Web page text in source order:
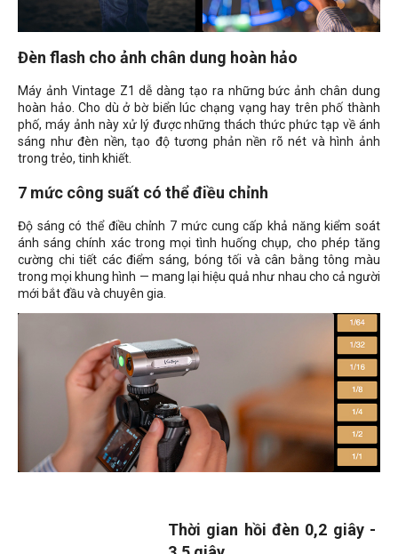
Đèn flash cho ảnh chân dung hoàn hảo
Máy ảnh Vintage Z1 dễ dàng tạo ra những bức ảnh chân dung
hoàn hảo. Cho dù ở bờ biển lúc chạng vạng hay trên phố thành
phố, máy ảnh này xử lý được những thách thức phức tạp về ánh
sáng như đèn nền, tạo độ tương phản nền rõ nét và hình ảnh
trong trẻo, tinh khiết.
7 mức công suất có thể điều chỉnh
Độ sáng có thể điều chỉnh 7 mức cung cấp khả năng kiểm soát
ánh sáng chính xác trong mọi tình huống chụp, cho phép tăng
cường chi tiết các điểm sáng, bóng tối và cân bằng tông màu
trong mọi khung hình — mang lại hiệu quả như nhau cho cả người
mới bắt đầu và chuyên gia.
Thời gian hồi đèn 0,2 giây -